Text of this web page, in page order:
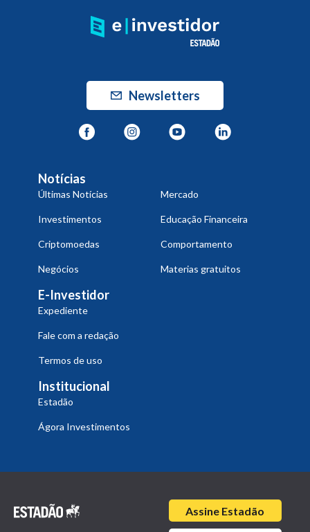
Newsletters
Notícias
Últimas Notícias Mercado
Investimentos Educação Financeira
Criptomoedas Comportamento
Negócios Materias gratuitos
E-Investidor
Expediente
Fale com a redação
Termos de uso
Institucional
Estadão
Ágora Investimentos
Assine Estadão